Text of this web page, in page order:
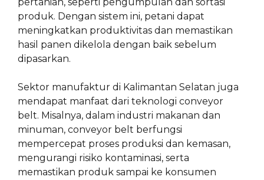
produk. Dengan sistem ini, petani dapat
meningkatkan produktivitas dan memastikan
hasil panen dikelola dengan baik sebelum
dipasarkan.
Sektor manufaktur di Kalimantan Selatan juga
mendapat manfaat dari teknologi conveyor
belt. Misalnya, dalam industri makanan dan
minuman, conveyor belt berfungsi
mempercepat proses produksi dan kemasan,
mengurangi risiko kontaminasi, serta
memastikan produk sampai ke konsumen